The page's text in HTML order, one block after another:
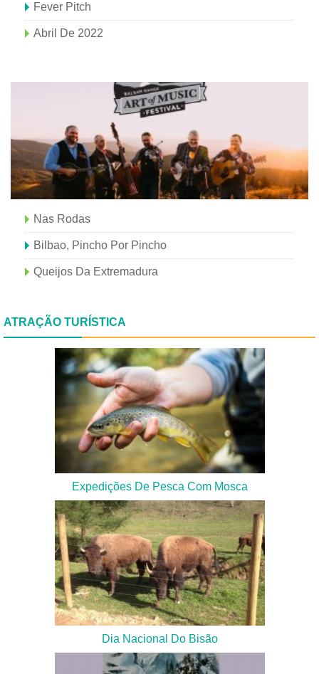
Fever Pitch
Abril De 2022
Nas Rodas
Bilbao, Pincho Por Pincho
Queijos Da Extremadura
ATRAÇÃO TURÍSTICA
Expedições De Pesca Com Mosca
Dia Nacional Do Bisão